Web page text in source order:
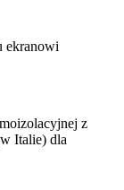
ekranowi
z
Italie) dla